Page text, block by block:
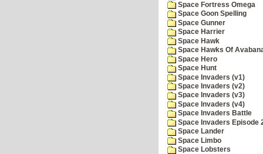
Space Fortress Omega
Space Goon Spelling
Space Gunner
Space Harrier
Space Hawk
Space Hawks Of
Space Hero
Space Hunt
Space Invaders (v1)
Space Invaders (v2)
Space Invaders (v3)
Space Invaders (v4)
Space Invaders Battle
Space Invaders Episode
Space Lander
Space Limbo
Space Lobsters